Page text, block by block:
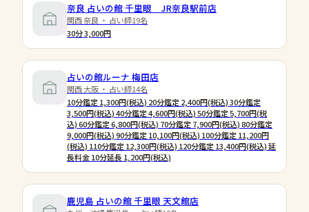
奈良 占いの館 千里眼 JR奈良駅前店
関西 奈良 ・ 占い師19名
30分 3,000円
占いの館ルーナ 梅田店
関西 大阪 ・ 占い師14名
10分鑑定 1,300円(税込) 20分鑑定 2,400円(税込) 30分鑑定
3,500円(税込) 40分鑑定 4,600円(税込) 50分鑑定 5,700円(税
込) 60分鑑定 6,800円(税込) 70分鑑定 7,900円(税込) 80分鑑定
9,000円(税込) 90分鑑定 10,100円(税込) 100分鑑定 11,200円
(税込) 110分鑑定 12,300円(税込) 120分鑑定 13,400円(税込) 延
長料金 10分延長 1,200円(税込)
鹿児島 占いの館 千里眼 天文館店